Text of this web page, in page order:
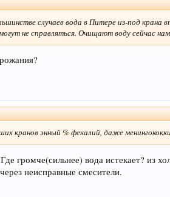
случаев вода в Питере из-под крана
не справляться. Очищают воду сейчас
кранов энный % фекалий, даже
громче(сильнее) вода истекает? из
неисправные смесители.